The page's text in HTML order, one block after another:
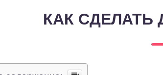
КАК